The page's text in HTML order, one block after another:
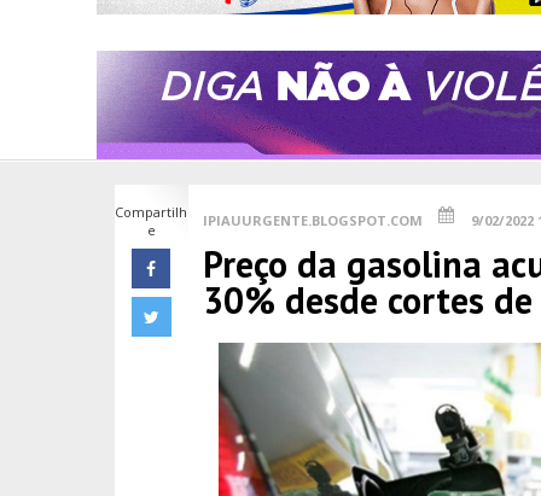
Compartilh
e
IPIAUURGENTE.BLOGSPOT.COM 9/02/2022
Preço da gasolina
30% desde cortes